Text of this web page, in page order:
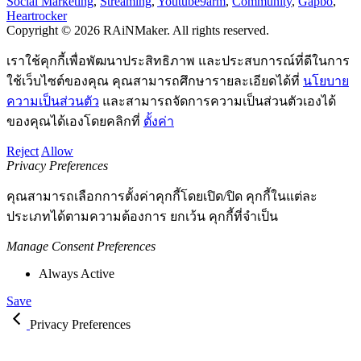
Heartrocker
Copyright © 2026 RAiNMaker. All rights reserved.
เราใช้คุกกี้เพื่อพัฒนาประสิทธิภาพ และประสบการณ์ที่ดีในการ
ใช้เว็บไซต์ของคุณ คุณสามารถศึกษารายละเอียดได้ที่ นโยบาย
ความเป็นส่วนตัว และสามารถจัดการความเป็นส่วนตัวเองได้
ของคุณได้เองโดยคลิกที่ ตั้งค่า
Reject Allow
Privacy Preferences
คุณสามารถเลือกการตั้งค่าคุกกี้โดยเปิด/ปิด คุกกี้ในแต่ละ
ประเภทได้ตามความต้องการ ยกเว้น คุกกี้ที่จำเป็น
Manage Consent Preferences
Always Active
Save
Privacy Preferences